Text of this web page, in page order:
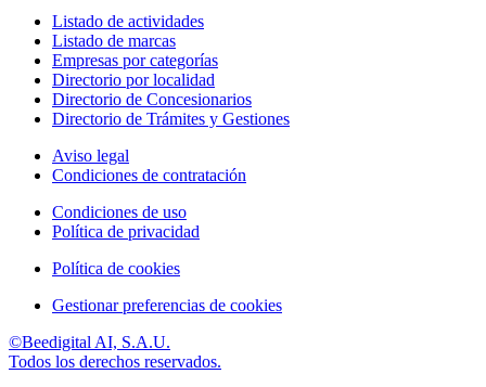
Listado de actividades
Listado de marcas
Empresas por categorías
Directorio por localidad
Directorio de Concesionarios
Directorio de Trámites y Gestiones
Aviso legal
Condiciones de contratación
Condiciones de uso
Política de privacidad
Política de cookies
Gestionar preferencias de cookies
©Beedigital AI, S.A.U.
Todos los derechos reservados.